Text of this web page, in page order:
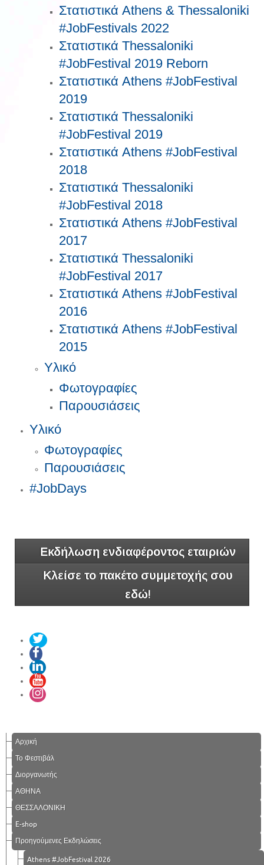
Στατιστικά Athens & Thessaloniki
#JobFestivals 2022
Στατιστικά Thessaloniki
#JobFestival 2019 Reborn
Στατιστικά Athens #JobFestival
2019
Στατιστικά Thessaloniki
#JobFestival 2019
Στατιστικά Athens #JobFestival
2018
Στατιστικά Thessaloniki
#JobFestival 2018
Στατιστικά Athens #JobFestival
2017
Στατιστικά Thessaloniki
#JobFestival 2017
Στατιστικά Athens #JobFestival
2016
Στατιστικά Athens #JobFestival
2015
Υλικό
Φωτογραφίες
Παρουσιάσεις
Υλικό
Φωτογραφίες
Παρουσιάσεις
#JobDays
Εκδήλωση ενδιαφέροντος εταιριών
Κλείσε το πακέτο συμμετοχής σου
εδώ!
Αρχική
Το Φεστιβάλ
Διοργανωτής
ΑΘΗΝΑ
ΘΕΣΣΑΛΟΝΙΚΗ
E-shop
Προηγούμενες Εκδηλώσεις
Athens #JobFestival 2026